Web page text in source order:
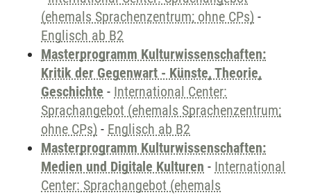
(ehemals Sprachenzentrum; ohne CPs) -
Englisch ab B2
Masterprogramm Kulturwissenschaften:
Kritik der Gegenwart - Künste, Theorie,
Geschichte - International Center:
Sprachangebot (ehemals Sprachenzentrum;
ohne CPs) - Englisch ab B2
Masterprogramm Kulturwissenschaften:
Medien und Digitale Kulturen - International
Center: Sprachangebot (ehemals